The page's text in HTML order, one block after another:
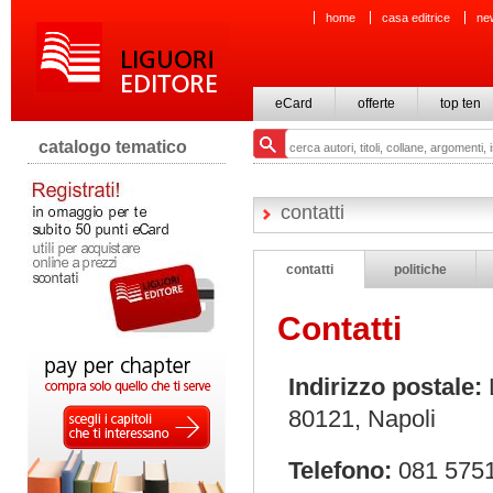
home casa editrice
eCard offerte top ten
catalogo tematico
contatti
contatti politiche
Contatti
Indirizzo postale:
80121, Napoli
Telefono: 081